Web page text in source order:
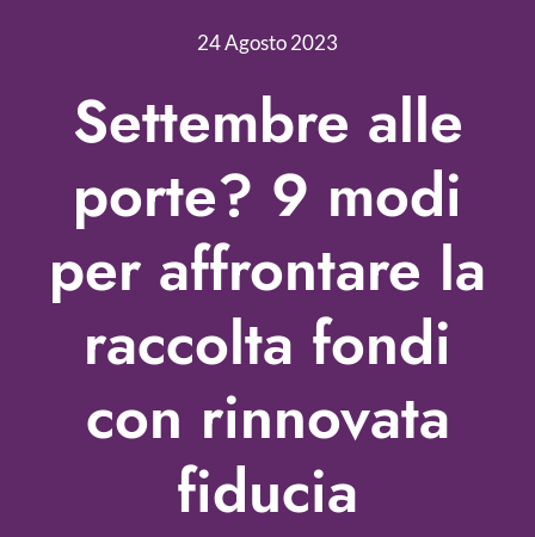
Nonprofit Blog
Libri
Multimedia
Come contattarci
24 Agosto 2023
Settembre alle
porte? 9 modi
per affrontare la
raccolta fondi
con rinnovata
fiducia